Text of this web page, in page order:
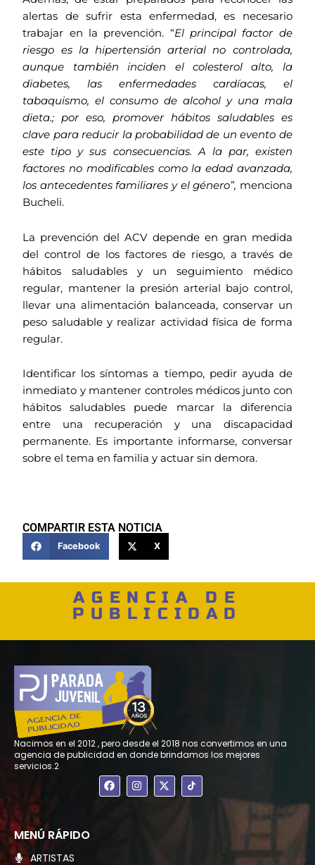
alertas de sufrir esta enfermedad, es necesario
trabajar en la prevención. “El principal factor de
riesgo es la hipertensión arterial no controlada,
aunque también inciden el colesterol alto, la
diabetes, las enfermedades cardíacas, el
tabaquismo, el consumo de alcohol y una mala
dieta.; por eso, promover hábitos saludables es
clave para reducir la probabilidad de un evento de
este tipo y sus consecuencias. A la par, existen
factores no modificables como la edad avanzada,
los antecedentes familiares y el género”, menciona
Bucheli.
La prevención del ACV depende en gran medida
del control de los factores de riesgo, a través de
hábitos saludables y un seguimiento médico
regular, mantener la presión arterial bajo control,
llevar una alimentación balanceada, conservar un
peso saludable y realizar actividad física de forma
regular.
Identificar los síntomas a tiempo, pedir ayuda de
inmediato y mantener controles médicos junto con
hábitos saludables puede marcar la diferencia
entre una recuperación y una discapacidad
permanente. Es importante informarse, conversar
sobre el tema en familia y actuar sin demora.
COMPARTIR ESTA NOTICIA
Facebook X
AGENCIA DE
PUBLICIDAD
Nacimos en el 2012 , pero desde el 2018 nos convertimos en una
agencia de publicidad en donde brindamos los mejores
servicios.2
F
a
c
I
n
s
X
-
t
MENÚ RÁPIDO
ARTISTAS